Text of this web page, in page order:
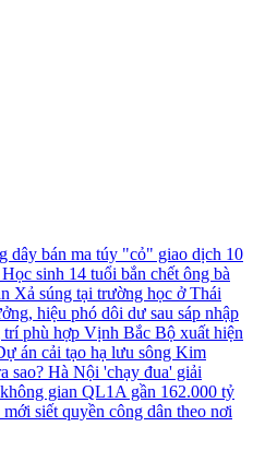
dây bán ma túy "cỏ" giao dịch 10
Học sinh 14 tuổi bắn chết ông bà
Xả súng tại trường học ở Thái
hiệu phó dôi dư sau sáp nhập
trí phù hợp Vịnh Bắc Bộ xuất hiện
án cải tạo hạ lưu sông Kim
sao? Hà Nội 'chạy đua' giải
gian QL1A gần 162.000 tỷ
siết quyền công dân theo nơi